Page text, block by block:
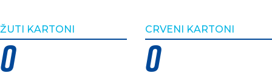
ŽUTI KARTONI
0
CRVENI KARTONI
0